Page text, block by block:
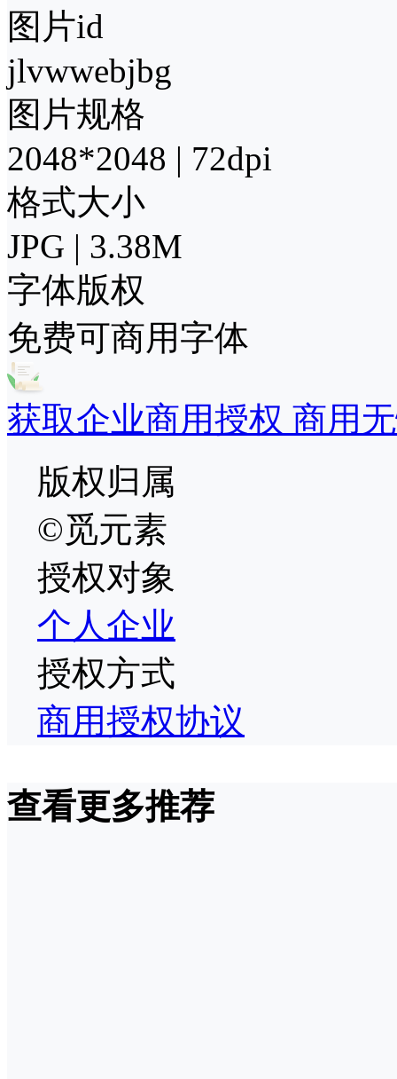
图片id
jlvwwebjbg
图片规格
2048*2048 | 72dpi
格式大小
JPG | 3.38M
字体版权
免费可商用字体
获取企业商用授权 商用
版权归属
©觅元素
授权对象
个人企业
授权方式
商用授权协议
查看更多推荐